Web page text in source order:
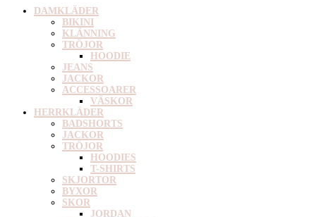
DAMKLÄDER
BIKINI
KLÄNNING
TRÖJOR
HOODIE
JEANS
JACKOR
ACCESSOARER
VÄSKOR
HERRKLÄDER
BADSHORTS
JACKOR
TRÖJOR
HOODIES
T-SHIRTS
SKJORTOR
BYXOR
SKOR
JORDAN